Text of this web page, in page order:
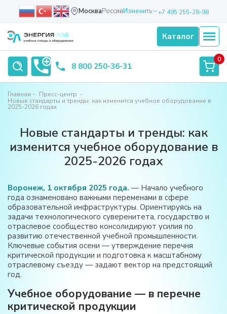
МоскваРоссияИзменить +7 495 255-28-98
Каталог
8 800 250-36-31
0
Главная
Пресс-центр
Новые стандарты и тренды: как изменится учебное оборудование в
2025-2026 годах
Новые стандарты и тренды: как
изменится учебное оборудование в
2025-2026 годах
Воронеж, 1 октября 2025 года. — Начало учебного
года ознаменовано важными переменами в сфере
образовательной инфраструктуры. Ориентируясь на
задачи технологического суверенитета, государство и
отраслевое сообщество консолидируют усилия по
развитию отечественной учебной промышленности.
Ключевые события осени — утверждение перечня
критической продукции и подготовка к масштабному
отраслевому съезду — задают вектор на предстоящий
год.
Учебное оборудование — в перечне
критической продукции